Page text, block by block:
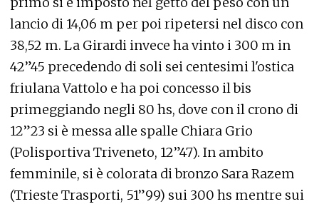
lancio di 14,06 m per poi ripetersi nel disco con
38,52 m. La Girardi invece ha vinto i 300 m in
42”45 precedendo di soli sei centesimi l'ostica
friulana Vattolo e ha poi concesso il bis
primeggiando negli 80 hs, dove con il crono di
12”23 si è messa alle spalle Chiara Grio
(Polisportiva Triveneto, 12”47). In ambito
femminile, si è colorata di bronzo Sara Razem
(Trieste Trasporti, 51”99) sui 300 hs mentre sui